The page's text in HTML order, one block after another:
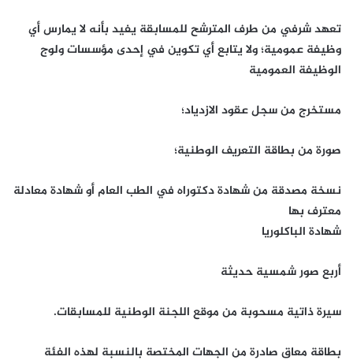
تعهد شرفي من طرف المترشح للمسابقة يفيد بأنه لا يمارس أي
وظيفة عمومية؛ ولا يتابع أي تكوين في إحدى مؤسسات ولوج
الوظيفة العمومية
مستخرج من سجل عقود الازدياد؛
صورة من بطاقة التعريف الوطنية؛
نسخة مصدقة من شهادة دكتوراه في الطب العام أو شهادة معادلة
معترف بها
شهادة الباكلوريا
أربع صور شمسية حديثة
سيرة ذاتية مسحوبة من موقع اللجنة الوطنية للمسابقات.
بطاقة معاق صادرة من الجهات المختصة بالنسبة لهذه الفئة